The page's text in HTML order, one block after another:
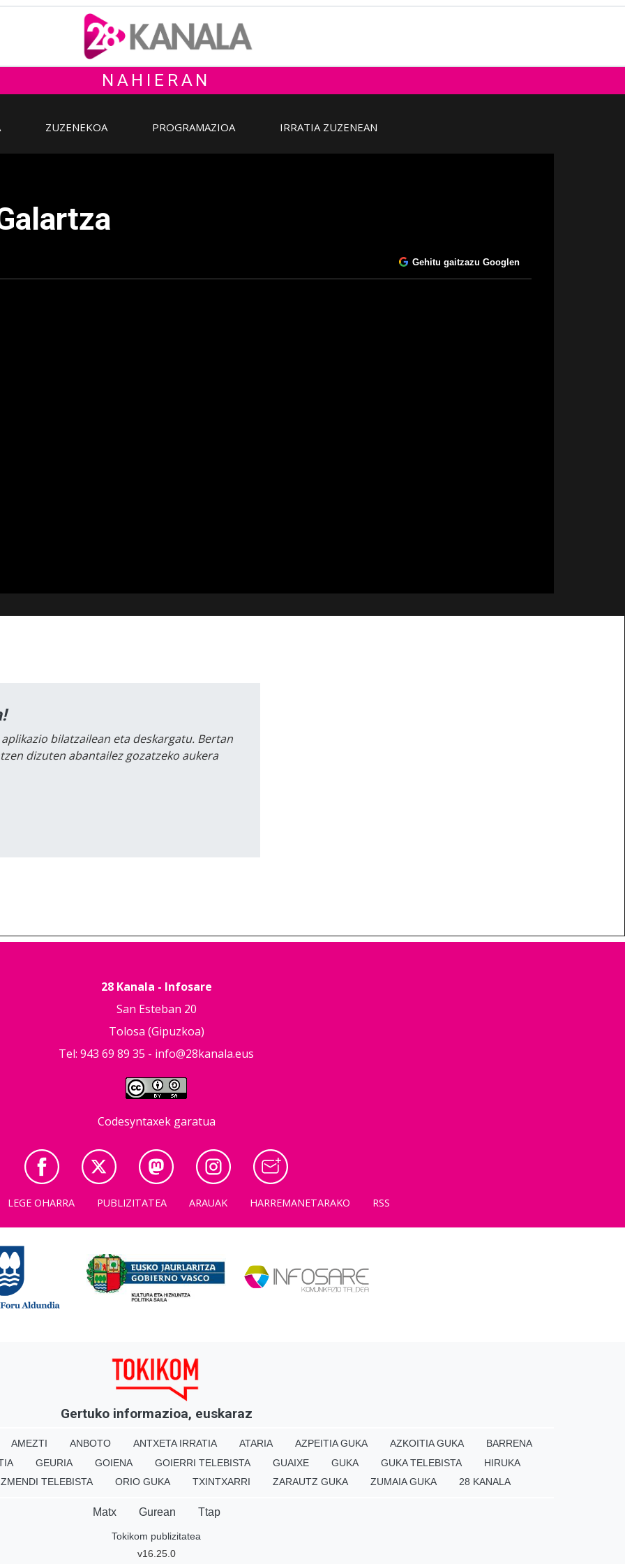
NAHIERAN
ZUZENEKOA PROGRAMAZIOA IRRATIA ZUZENEAN
Gehitu gaitzazu Googlen
bilatzailean eta deskargatu. Bertan
dizuten abantailez gozatzeko aukera
28 Kanala - Infosare
San Esteban 20
Tolosa (Gipuzkoa)
Tel: 943 69 89 35 - info@28kanala.eus
Codesyntaxek garatua
LEGE OHARRA PUBLIZITATEA ARAUAK HARREMANETARAKO RSS
Gertuko informazioa, euskaraz
AMEZTI ANBOTO ANTXETA IRRATIA ATARIA AZPEITIA GUKA AZKOITIA GUKA
BARRENA
GEURIA GOIENA GOIERRI TELEBISTA GUAIXE GUKA GUKA TELEBISTA
HIRUKA
TELEBISTA ORIO GUKA TXINTXARRI ZARAUTZ GUKA ZUMAIA GUKA 28 KANALA
Matx Gurean Ttap
Tokikom publizitatea
v16.25.0